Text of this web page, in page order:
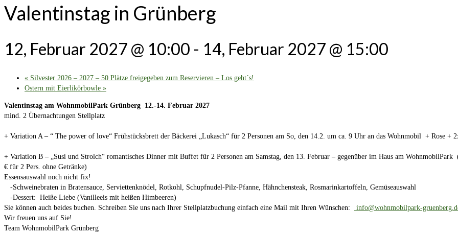
Valentinstag in Grünberg
12, Februar 2027 @ 10:00 - 14, Februar 2027 @ 15:00
« Silvester 2026 – 2027 – 50 Plätze freigegeben zum Reservieren – Los geht´s!
Ostern mit Eierlikörbowle »
Valentinstag am WohnmobilPark Grünberg 12.-14. Februar 2027
mind. 2 Übernachtungen Stellplatz
+ Variation A – “ The power of love“ Frühstücksbrett der Bäckerei „Lukasch“ für 2 Personen am So, den 14.2. um ca. 9 Uhr an das Wohnmobil + Rose
+ Variation B – „Susi und Strolch“ romantisches Dinner mit Buffet für 2 Personen am Samstag, den 13. Februar – gegenüber im Haus am
€ für 2 Pers. ohne Getränke)
Essensauswahl noch nicht fix!
-Schweinebraten in Bratensauce, Serviettenknödel, Rotkohl, Schupfnudel-Pilz-Pfanne, Hähnchensteak, Rosmarinkartoffeln, Gemüseauswahl
-Dessert: Heiße Liebe (Vanilleeis mit heißen Himbeeren)
Sie können auch beides buchen. Schreiben Sie uns nach Ihrer Stellplatzbuchung einfach eine Mail mit Ihren Wünschen:
info@wohnmobilpark-
Wir freuen uns auf Sie!
Team WohnmobilPark Grünberg